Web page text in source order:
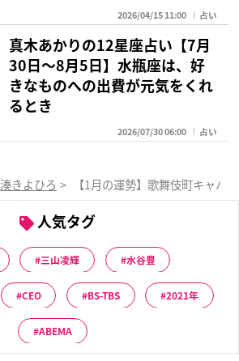
2026/04/15 11:00 占い
真木あかりの12星座占い【7月
30日～8月5日】水瓶座は、好
きなものへの出費が元気をくれ
るとき
2026/07/30 06:00 占い
湊きよひろ > 【1月の運勢】歌舞伎町キャバ
人気タグ
三山凌輝 水谷豊
CEO BS-TBS 2021年
ABEMA